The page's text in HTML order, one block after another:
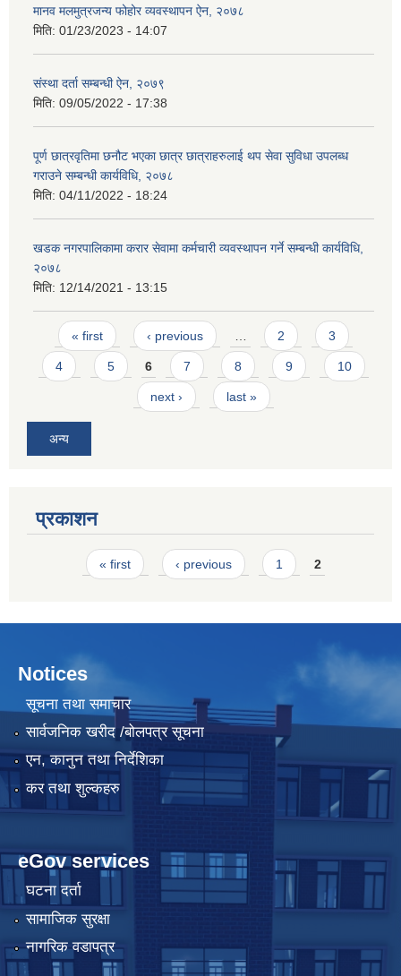
मानव मलमुत्रजन्य फोहोर व्यवस्थापन ऐन, २०७८
मिति: 01/23/2023 - 14:07
संस्था दर्ता सम्बन्धी ऐन, २०७९
मिति: 09/05/2022 - 17:38
पूर्ण छात्रवृतिमा छनौट भएका छात्र छात्राहरुलाई थप सेवा सुविधा उपलब्ध
गराउने सम्बन्धी कार्यविधि, २०७८
मिति: 04/11/2022 - 18:24
खडक नगरपालिकामा करार सेवामा कर्मचारी व्यवस्थापन गर्ने सम्बन्धी कार्यविधि,
२०७८
मिति: 12/14/2021 - 13:15
Pages
« first ‹ previous … 2 3
4 5 6 7 8 9 10
next › last »
अन्य
प्रकाशन
Pages« first ‹ previous 1 2
Notices
सूचना तथा समाचार
सार्वजनिक खरीद /बोलपत्र सूचना
एन, कानुन तथा निर्देशिका
कर तथा शुल्कहरु
eGov services
घटना दर्ता
सामाजिक सुरक्षा
नागरिक वडापत्र